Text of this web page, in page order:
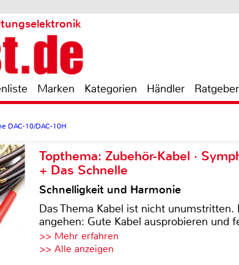
Marken Kategorien Händler Ratgeber
DAC-10/DAC-10H
Topthema: Zubehör-Kabel ·
+ Das Schnelle
Schnelligkeit und Harmonie
Das Thema Kabel ist nicht
angehen: Gute Kabel ausprobieren und
>> Mehr erfahren
>> Alle anzeigen